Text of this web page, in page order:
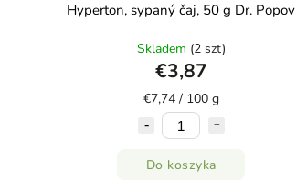
Hyperton, sypaný čaj, 50 g Dr. Popov
Skladem (2 szt)
€3,87
€7,74 / 100 g
Do koszyka